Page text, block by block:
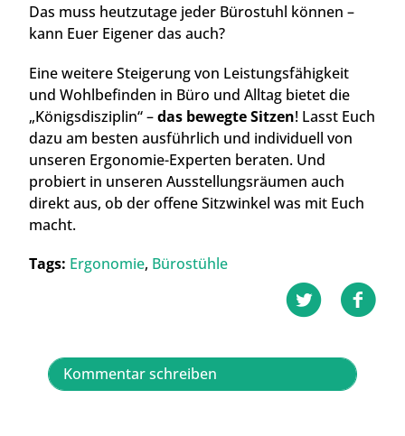
Das muss heutzutage jeder Bürostuhl können –
kann Euer Eigener das auch?
Eine weitere Steigerung von Leistungsfähigkeit
und Wohlbefinden in Büro und Alltag bietet die
„Königsdisziplin“ –das bewegte Sitzen! Lasst Euch
dazu am besten ausführlich und individuell von
unseren Ergonomie-Experten beraten. Und
probiert in unseren Ausstellungsräumen auch
direkt aus, ob der offene Sitzwinkel was mit Euch
macht.
Tags: Ergonomie, Bürostühle
Kommentar schreiben